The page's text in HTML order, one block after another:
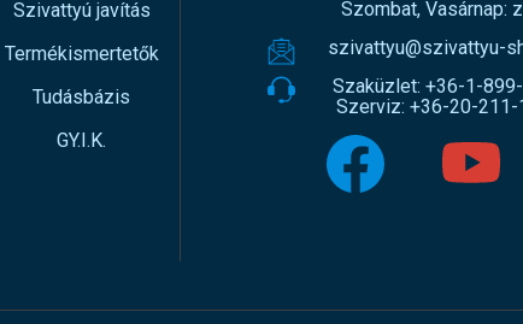
Szivattyú javítás
Termékismertetők
Tudásbázis
GY.I.K.
Szombat, Vasárnap:
szivattyu@szivattyu-
Szaküzlet: +36-1-
Szerviz: +36-20-211-